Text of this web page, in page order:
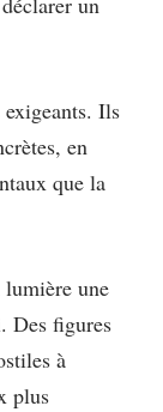
exigeants. Ils
en
que la
lumière une
Des figures
à
plus